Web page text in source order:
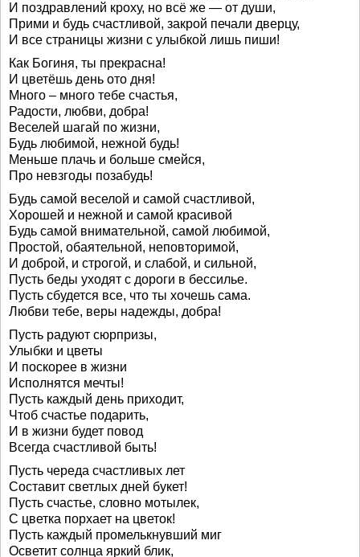
И поздравлений кроху, но всё же — от души,
Прими и будь счастливой, закрой печали дверцу,
И все страницы жизни с улыбкой лишь пиши!
Как Богиня, ты прекрасна!
И цветёшь день ото дня!
Много – много тебе счастья,
Радости, любви, добра!
Веселей шагай по жизни,
Будь любимой, нежной будь!
Меньше плачь и больше смейся,
Про невзгоды позабудь!
Будь самой веселой и самой счастливой,
Хорошей и нежной и самой красивой
Будь самой внимательной, самой любимой,
Простой, обаятельной, неповторимой,
И доброй, и строгой, и слабой, и сильной,
Пусть беды уходят с дороги в бессилье.
Пусть сбудется все, что ты хочешь сама.
Любви тебе, веры надежды, добра!
Пусть радуют сюрпризы,
Улыбки и цветы
И поскорее в жизни
Исполнятся мечты!
Пусть каждый день приходит,
Чтоб счастье подарить,
И в жизни будет повод
Всегда счастливой быть!
Пусть череда счастливых лет
Составит светлых дней букет!
Пусть счастье, словно мотылек,
С цветка порхает на цветок!
Пусть каждый промелькнувший миг
Осветит солнца яркий блик,